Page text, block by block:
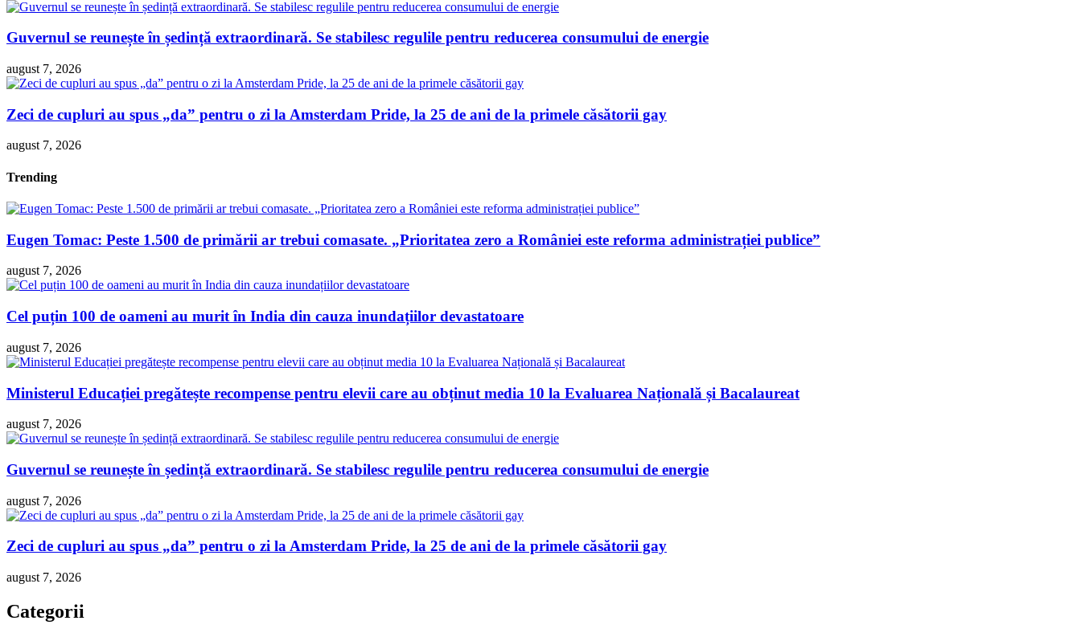
Guvernul se reunește în ședință extraordinară. Se stabilesc regulile pentru reducerea consumului de energie
august 7, 2026
Zeci de cupluri au spus „da” pentru o zi la Amsterdam Pride, la 25 de ani de la primele căsătorii gay
august 7, 2026
Trending
Eugen Tomac: Peste 1.500 de primării ar trebui comasate. „Prioritatea zero a României este reforma administrației publice”
august 7, 2026
Cel puțin 100 de oameni au murit în India din cauza inundațiilor devastatoare
august 7, 2026
Ministerul Educației pregătește recompense pentru elevii care au obținut media 10 la Evaluarea Națională și Bacalaureat
august 7, 2026
Guvernul se reunește în ședință extraordinară. Se stabilesc regulile pentru reducerea consumului de energie
august 7, 2026
Zeci de cupluri au spus „da” pentru o zi la Amsterdam Pride, la 25 de ani de la primele căsătorii gay
august 7, 2026
Categorii